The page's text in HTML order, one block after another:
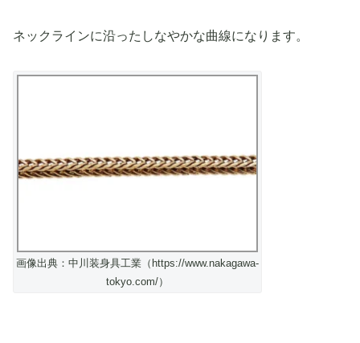
ネックラインに沿ったしなやかな曲線になります。
画像出典：中川装身具工業（https://www.nakagawa-
tokyo.com/）